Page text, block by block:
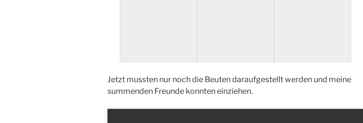
Jetzt mussten nur noch die Beuten daraufgestellt werden und meine
summenden Freunde konnten einziehen.